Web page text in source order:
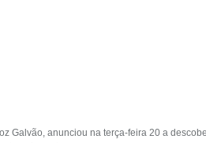
Galvão, anunciou na terça-feira 20 a